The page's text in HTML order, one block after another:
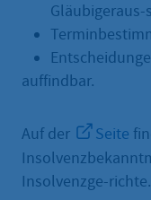
Gläubigeraus-
auffindbar.
Auf der Seite
Insolvenzge-richte.